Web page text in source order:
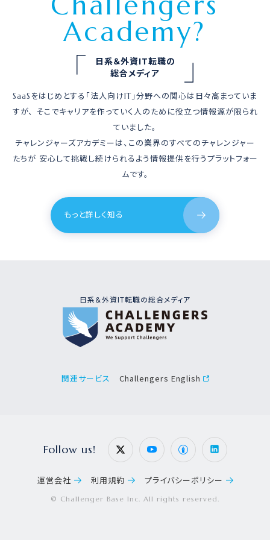
Academy?
日系＆外資IT転職の
総合メディア
SaaSをはじめとする「法人向けIT」分野への関心は日々高まっていま
すが、 そこでキャリアを作っていく人のために役立つ情報源が限られ
ていました。
チャレンジャーズアカデミーは、 この業界のすべてのチャレンジャー
たちが 安心して挑戦し続けられるよう情報提供を行うプラットフォー
ムです。
もっと詳しく知る
日系＆外資IT転職の総合メディア
関連サービス Challengers English
Follow us!
運営会社 利用規約 プライバシーポリシー
© Challenger Base Inc. All rights reserved.